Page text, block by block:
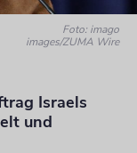
Foto: imago
images/ZUMA Wire
Israels
und